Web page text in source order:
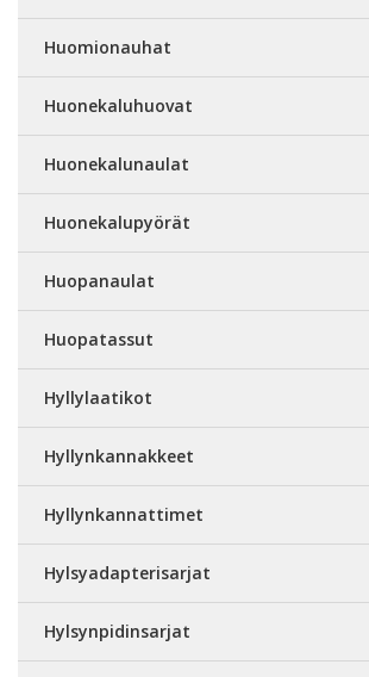
Huomionauhat
Huonekaluhuovat
Huonekalunaulat
Huonekalupyörät
Huopanaulat
Huopatassut
Hyllylaatikot
Hyllynkannakkeet
Hyllynkannattimet
Hylsyadapterisarjat
Hylsynpidinsarjat